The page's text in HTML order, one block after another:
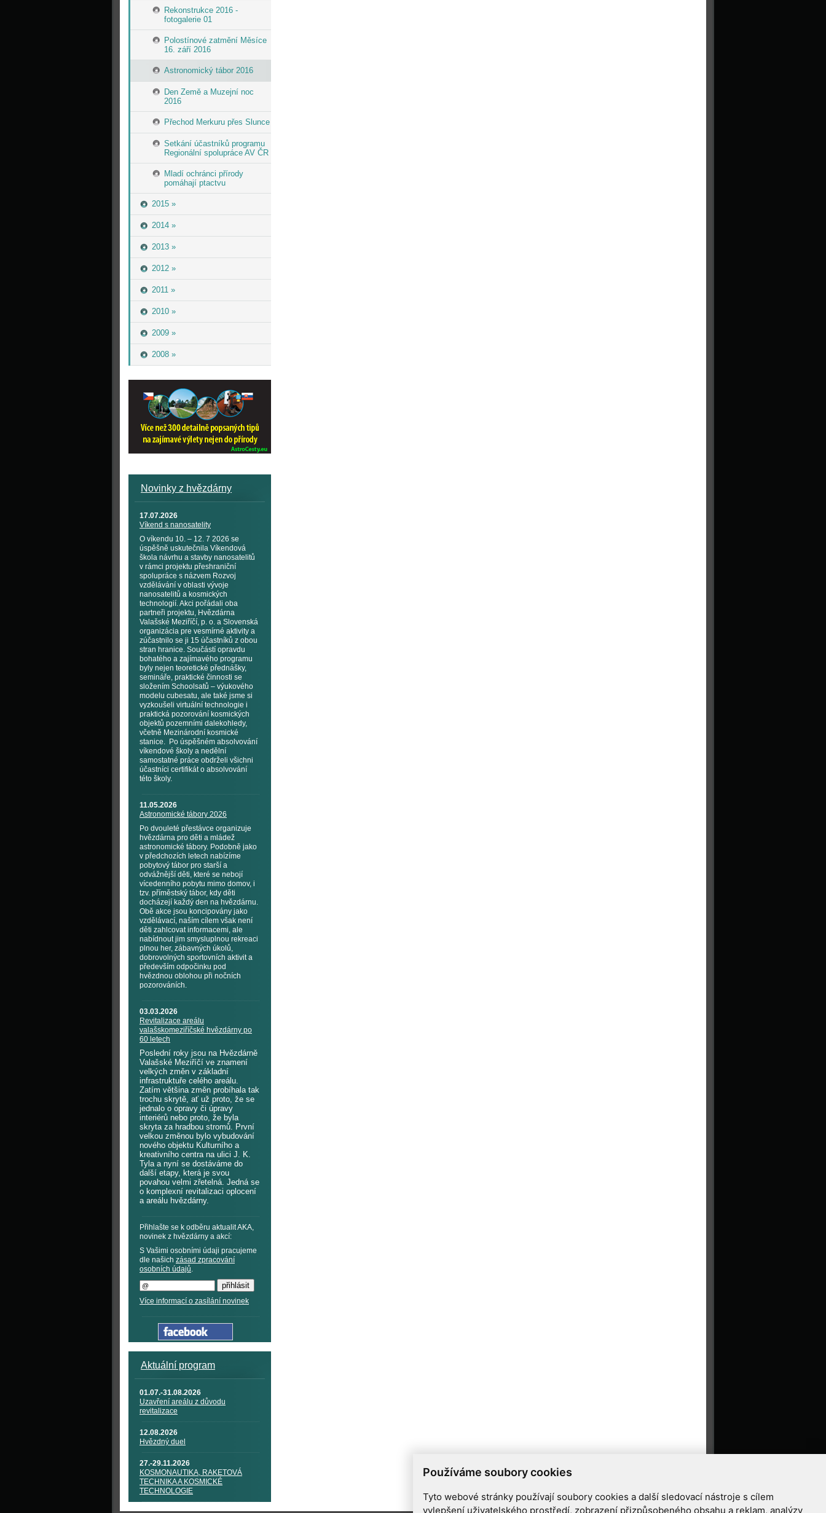
Používáme soubory cookies
Tyto webové stránky používají soubory cookies a další sledovací nástroje s cílem
vylepšení uživatelského prostředí, zobrazení přizpůsobeného obsahu a reklam, analýzy
Rekonstrukce 2016 -
fotogalerie 01
Polostínové zatmění Měsíce
16. září 2016
Astronomický tábor 2016
Den Země a Muzejní noc
2016
Přechod Merkuru přes Slunce
Setkání účastníků programu
Regionální spolupráce AV ČR
Mladí ochránci přírody
pomáhají ptactvu
2015 »
2014 »
2013 »
2012 »
2011 »
2010 »
2009 »
2008 »
Novinky z hvězdárny
17.07.2026
Víkend s nanosatelity
O víkendu 10. – 12. 7 2026 se
úspěšně uskutečnila Víkendová
škola návrhu a stavby nanosatelitů
v rámci projektu přeshraniční
spolupráce s názvem Rozvoj
vzdělávání v oblasti vývoje
nanosatelitů a kosmických
technologií. Akci pořádali oba
partneři projektu, Hvězdárna
Valašské Meziříčí, p. o. a Slovenská
organizácia pre vesmírné aktivity a
zúčastnilo se ji 15 účastníků z obou
stran hranice. Součástí opravdu
bohatého a zajímavého programu
byly nejen teoretické přednášky,
semináře, praktické činnosti se
složením Schoolsatů – výukového
modelu cubesatu, ale také jsme si
vyzkoušeli virtuální technologie i
praktická pozorování kosmických
objektů pozemními dalekohledy,
včetně Mezinárodní kosmické
stanice. Po úspěšném absolvování
víkendové školy a nedělní
samostatné práce obdrželi všichni
účastníci certifikát o absolvování
této školy.
11.05.2026
Astronomické tábory 2026
Po dvouleté přestávce organizuje
hvězdárna pro děti a mládež
astronomické tábory. Podobně jako
v předchozích letech nabízíme
pobytový tábor pro starší a
odvážnější děti, které se nebojí
vícedenního pobytu mimo domov, i
tzv. příměstský tábor, kdy děti
docházejí každý den na hvězdárnu.
Obě akce jsou koncipovány jako
vzdělávací, naším cílem však není
děti zahlcovat informacemi, ale
nabídnout jim smysluplnou rekreaci
plnou her, zábavných úkolů,
dobrovolných sportovních aktivit a
především odpočinku pod
hvězdnou oblohou při nočních
pozorováních.
03.03.2026
Revitalizace areálu
valašskomeziříčské hvězdárny po
60 letech
Poslední roky jsou na Hvězdárně
Valašské Meziříčí ve znamení
velkých změn v základní
infrastruktuře celého areálu.
Zatím většina změn probíhala tak
trochu skrytě, ať už proto, že se
jednalo o opravy či úpravy
interiérů nebo proto, že byla
skryta za hradbou stromů. První
velkou změnou bylo vybudování
nového objektu Kulturního a
kreativního centra na ulici J. K.
Tyla a nyní se dostáváme do
další etapy, která je svou
povahou velmi zřetelná. Jedná se
o komplexní revitalizaci oplocení
a areálu hvězdárny.
Přihlašte se k odběru aktualit AKA,
novinek z hvězdárny a akcí:
S Vašimi osobními údaji pracujeme
dle našich zásad zpracování
osobních údajů.
Více informací o zasílání novinek
Aktuální program
01.07.-31.08.2026
Uzavření areálu z důvodu
revitalizace
12.08.2026
Hvězdný duel
27.-29.11.2026
KOSMONAUTIKA, RAKETOVÁ
TECHNIKA A KOSMICKÉ
TECHNOLOGIE